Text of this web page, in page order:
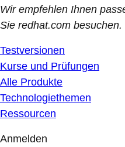
Wir empfehlen Ihnen
Sie redhat.com
Testversionen
Kurse und Prüfungen
Alle Produkte
Technologiethemen
Ressourcen
Anmelden